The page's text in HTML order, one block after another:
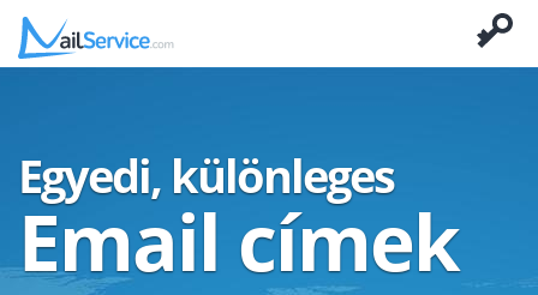
Egyedi, különleges
Email címek